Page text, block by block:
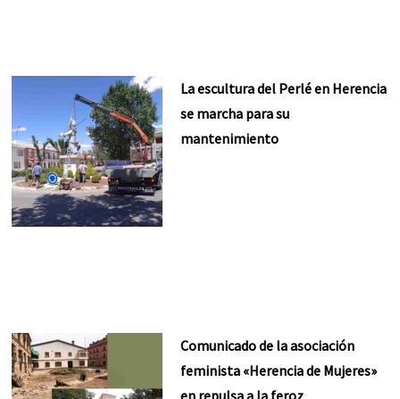
La escultura del Perlé en Herencia
se marcha para su
mantenimiento
Comunicado de la asociación
feminista «Herencia de Mujeres»